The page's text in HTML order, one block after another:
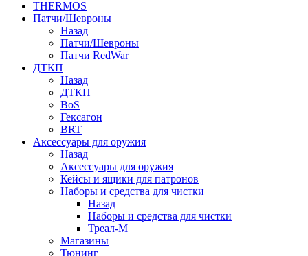
THERMOS
Патчи/Шевроны
Назад
Патчи/Шевроны
Патчи RedWar
ДТКП
Назад
ДТКП
BoS
Гексагон
BRT
Аксессуары для оружия
Назад
Аксессуары для оружия
Кейсы и ящики для патронов
Наборы и средства для чистки
Назад
Наборы и средства для чистки
Треал-М
Магазины
Тюнинг